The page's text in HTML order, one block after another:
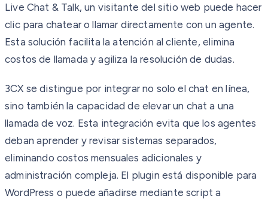
Live Chat & Talk, un visitante del sitio web puede hacer
clic para chatear o llamar directamente con un agente.
Esta solución facilita la atención al cliente, elimina
costos de llamada y agiliza la resolución de dudas.
3CX se distingue por integrar no solo el chat en línea,
sino también la capacidad de elevar un chat a una
llamada de voz. Esta integración evita que los agentes
deban aprender y revisar sistemas separados,
eliminando costos mensuales adicionales y
administración compleja. El plugin está disponible para
WordPress o puede añadirse mediante script a